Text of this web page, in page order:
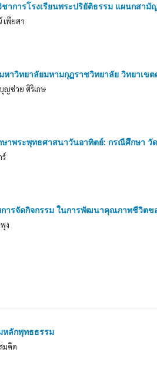
าการโรงเรียนพระปริยัติธรรม แผนกสามั
เพียสา
าวิทยาลัยมหามกุฏราชวิทยาลัย วิทยาเข
ญช่วย ศิริเกษ
าพระพุทธศาสนาวันอาทิตย์: กรณีศึกษา วัด
ร์
ารจัดกิจกรรม ในการพัฒนาคุณภาพชีวิตข
ง
หลักพุทธธรรม
มคิด